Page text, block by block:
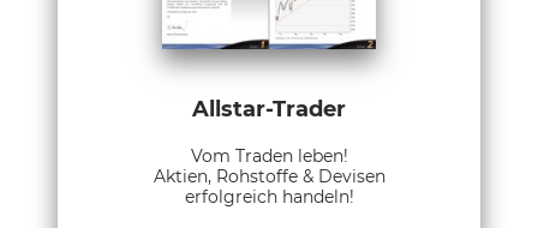
Allstar-Trader
Vom Traden leben!
Aktien, Rohstoffe & Devisen
erfolgreich handeln!